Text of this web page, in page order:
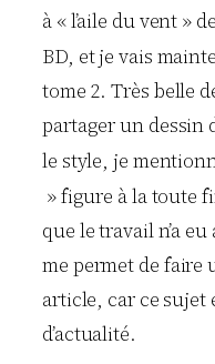
à « l’aile du vent » de
BD, et je vais
tome 2. Très belle
partager un dessin
le style, je
» figure à la toute
que le travail n’a
me permet de faire
article, car ce sujet
d’actualité.